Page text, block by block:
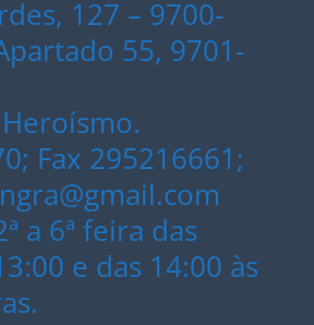
127 – 9700-
55, 9701-
Fax 295216661;
a 6ª feira das
e das 14:00 às